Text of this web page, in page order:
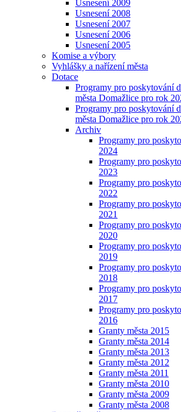
Usnesení 2009
Usnesení 2008
Usnesení 2007
Usnesení 2006
Usnesení 2005
Komise a výbory
Vyhlášky a nařízení města
Dotace
Programy pro poskytování
města Domažlice pro rok
Programy pro poskytování
města Domažlice pro rok
Archiv
Programy pro
2024
Programy pro
2023
Programy pro
2022
Programy pro
2021
Programy pro
2020
Programy pro
2019
Programy pro
2018
Programy pro
2017
Programy pro
2016
Granty města 2015
Granty města 2014
Granty města 2013
Granty města 2012
Granty města 2011
Granty města 2010
Granty města 2009
Granty města 2008